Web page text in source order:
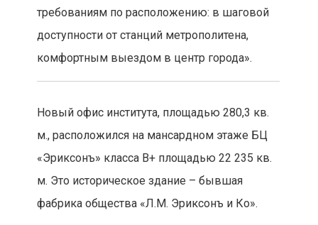
требованиям по расположению: в шаговой
доступности от станций метрополитена,
комфортным выездом в центр города».
Новый офис института, площадью 280,3 кв.
м., расположился на мансардном этаже БЦ
«Эриксонъ» класса В+ площадью 22 235 кв.
м. Это историческое здание – бывшая
фабрика общества «Л.М. Эриксонъ и Ко».